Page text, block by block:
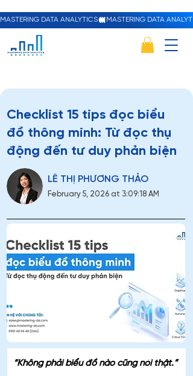
MASTERING DATA ANALYTICS
Checklist 15 tips đọc biểu
đồ thông minh: Từ đọc thụ
động đến tư duy phản biện
LÊ THỊ PHƯƠNG THẢO
February 5, 2026 at 3:09:18 AM
“Không phải biểu đồ nào cũng nói thật.”